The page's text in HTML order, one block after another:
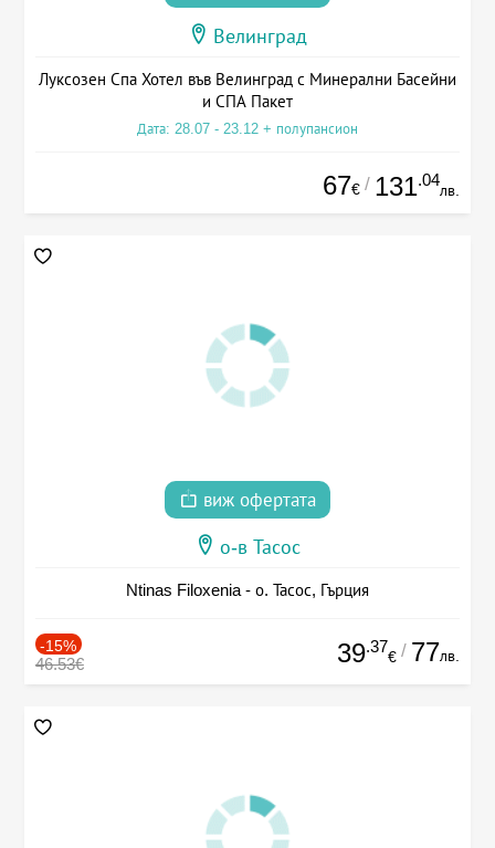
Велинград
Луксозен Спа Хотел във Велинград с Минерални Басейни
и СПА Пакет
Дата: 28.07 - 23.12 + полупансион
67€ / 131.04
лв.
виж офертата
о-в Тасос
Ntinas Filoxenia - о. Тасос, Гърция
-15%
46.53€ 39.37
€ / 77лв.